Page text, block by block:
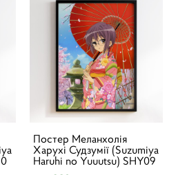
Постер Меланхолія
Харухі Судзумії (Suzumiya
Haruhi no Yuuutsu) SHY09